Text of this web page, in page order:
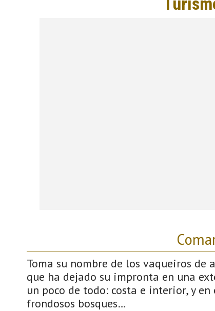
Toma su nombre de los vaqueiros
que ha dejado su impronta en una
un poco de todo: costa e interior, y
frondosos bosques…